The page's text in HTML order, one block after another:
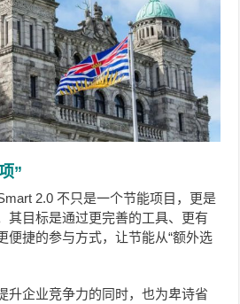
”
2.0 不只是一个节能项目，更是
其目标是通过更完善的工具、更有
便捷的参与方式，让节能从“额外选
升企业竞争力的同时，也为卑诗省